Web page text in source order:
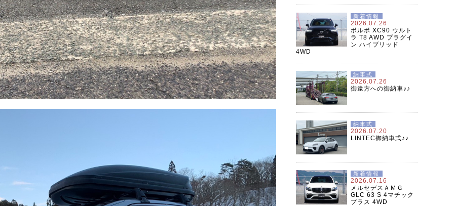
新着情報
2026.07.26
ボルボ XC90 ウルト
ラ T8 AWD プラグイ
ン ハイブリッド
4WD
納車式
2026.07.26
御遠方への御納車♪♪
納車式
2026.07.20
LINTEC御納車式♪♪
新着情報
2026.07.16
メルセデスＡＭＧ
GLC 63 S 4マチック
プラス 4WD